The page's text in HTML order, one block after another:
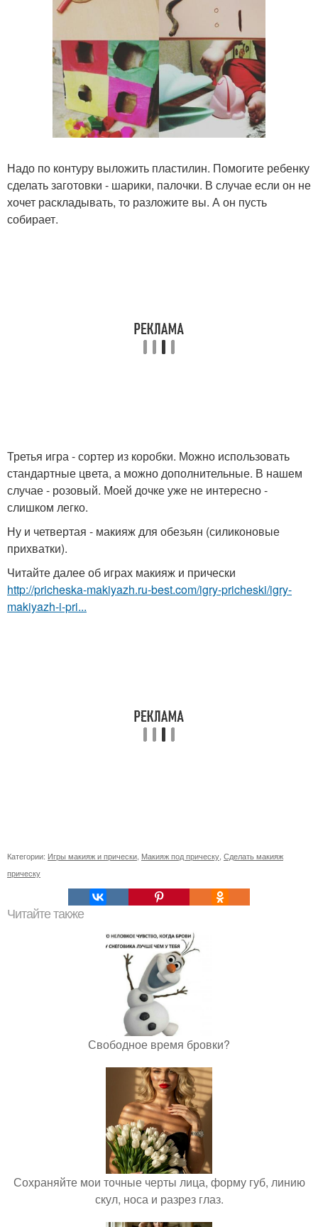
Надо по контуру выложить пластилин. Помогите ребенку
сделать заготовки - шарики, палочки. В случае если он не
хочет раскладывать, то разложите вы. А он пусть
собирает.
Третья игра - сортер из коробки. Можно использовать
стандартные цвета, а можно дополнительные. В нашем
случае - розовый. Моей дочке уже не интересно -
слишком легко.
Ну и четвертая - макияж для обезьян (силиконовые
прихватки).
Читайте далее об играх макияж и прически
http://pricheska-makiyazh.ru-best.com/igry-pricheski/igry-
makiyazh-i-pri...
Категории: Игры макияж и прически Макияж под прическу Сделать макияж
прическу
Читайте также
Свободное время бровки?
Сохраняйте мои точные черты лица, форму губ, линию
скул, носа и разрез глаз.